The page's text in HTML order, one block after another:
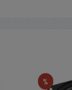
%Rabatt